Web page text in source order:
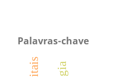
Palavras-chave